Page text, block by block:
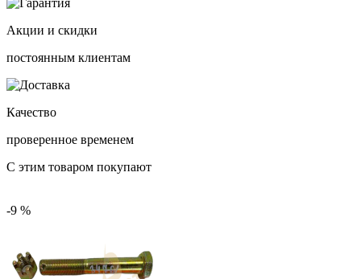
Акции и скидки
постоянным клиентам
Качество
проверенное временем
С этим товаром покупают
-9 %